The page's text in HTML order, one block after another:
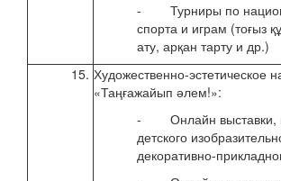
- Турниры по
спорта и играм (тоғыз
ату, арқан тарту и др.)
15. Художественно-эстетическое
«Таңғажайып әлем!»:
- Онлайн выставки,
детского
декоративно-